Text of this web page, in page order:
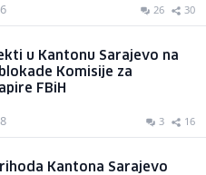
26 30
u Kantonu Sarajevo na
Komisije za
FBiH
3 16
Kantona Sarajevo